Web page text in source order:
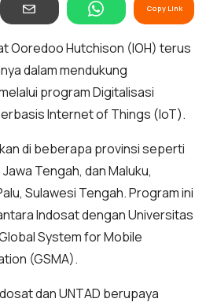
Copy Link
Ooredoo Hutchison (IOH) terus
dalam mendukung
program Digitalisasi
Internet of Things (IoT).
di beberapa provinsi seperti
Tengah, dan Maluku,
Sulawesi Tengah. Program ini
Indosat dengan Universitas
System for Mobile
(GSMA).
dan UNTAD berupaya